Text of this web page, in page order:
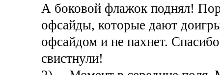
А боковой флажок поднял!
офсайды, которые дают
офсайдом и не пахнет.
свистнули!